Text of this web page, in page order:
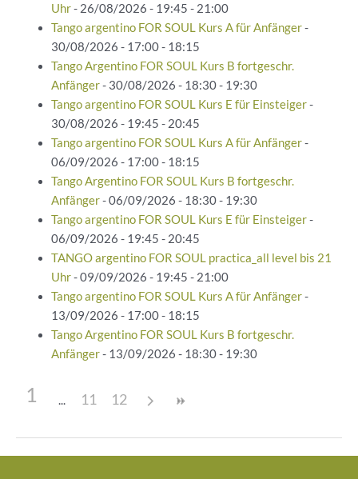
Uhr- 26/08/2026 - 19:45 - 21:00
Tango argentino FOR SOUL Kurs A für Anfänger-
30/08/2026 - 17:00 - 18:15
Tango Argentino FOR SOUL Kurs B fortgeschr.
Anfänger- 30/08/2026 - 18:30 - 19:30
Tango argentino FOR SOUL Kurs E für Einsteiger-
30/08/2026 - 19:45 - 20:45
Tango argentino FOR SOUL Kurs A für Anfänger-
06/09/2026 - 17:00 - 18:15
Tango Argentino FOR SOUL Kurs B fortgeschr.
Anfänger- 06/09/2026 - 18:30 - 19:30
Tango argentino FOR SOUL Kurs E für Einsteiger-
06/09/2026 - 19:45 - 20:45
TANGO argentino FOR SOUL practica_all level bis 21
Uhr- 09/09/2026 - 19:45 - 21:00
Tango argentino FOR SOUL Kurs A für Anfänger-
13/09/2026 - 17:00 - 18:15
Tango Argentino FOR SOUL Kurs B fortgeschr.
Anfänger- 13/09/2026 - 18:30 - 19:30
1 11 12